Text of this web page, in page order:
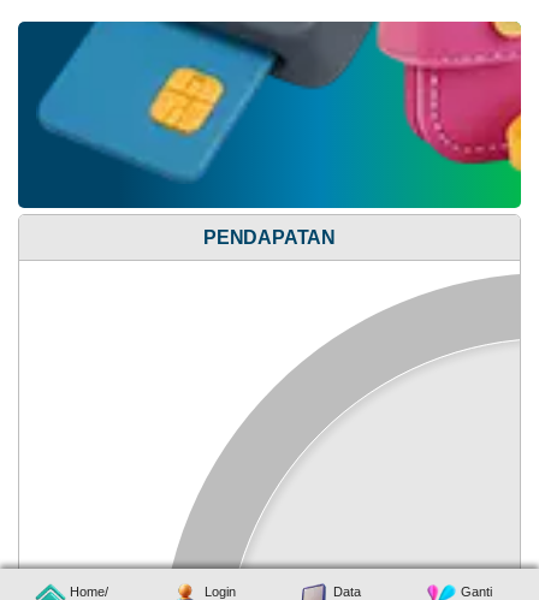
2026
Kali
Mekarsari
PENDAPATAN
Home/
Login
Data
Ganti